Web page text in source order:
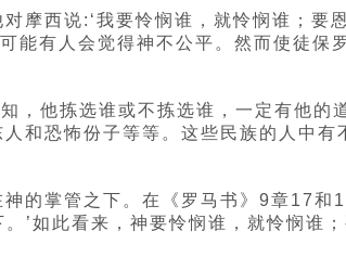
摩西说:‘我要怜悯谁，就怜悯谁；要
能有人会觉得神不公平。然而使徒保
，他拣选谁或不拣选谁，一定有他的
和恐怖份子等等。这些民族的人中有
的掌管之下。在《罗马书》9章17和
’如此看来，神要怜悯谁，就怜悯谁